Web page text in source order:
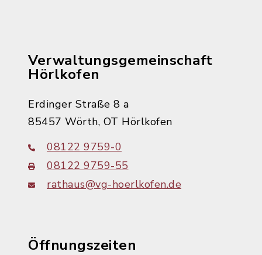
Verwaltungsgemeinschaft
Hörlkofen
Erdinger Straße 8 a
85457 Wörth, OT Hörlkofen
08122 9759-0
08122 9759-55
rathaus@vg-hoerlkofen.de
Öffnungszeiten